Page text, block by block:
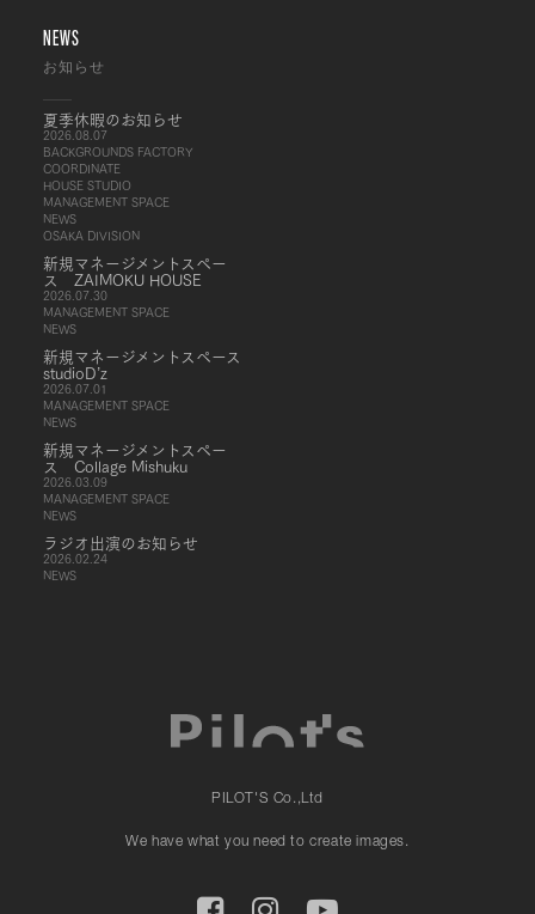
NEWS
お知らせ
夏季休暇のお知らせ
2026.08.07
BACKGROUNDS FACTORY
COORDINATE
HOUSE STUDIO
MANAGEMENT SPACE
NEWS
OSAKA DIVISION
新規マネージメントスペー
ス ZAIMOKU HOUSE
2026.07.30
MANAGEMENT SPACE
NEWS
新規マネージメントスペース
studioD’z
2026.07.01
MANAGEMENT SPACE
NEWS
新規マネージメントスペー
ス Collage Mishuku
2026.03.09
MANAGEMENT SPACE
NEWS
ラジオ出演のお知らせ
2026.02.24
NEWS
PILOT'S Co.,Ltd
We have what you need to create images.